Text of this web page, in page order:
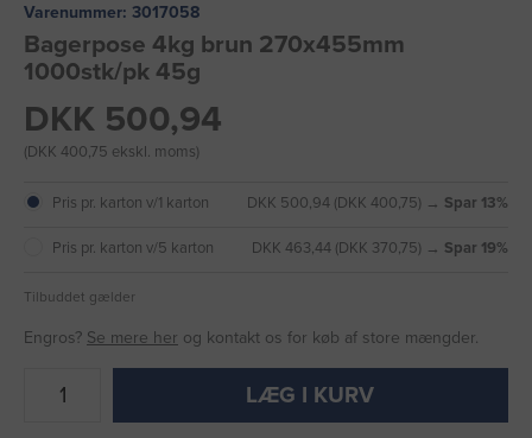
Varenummer: 3017058
Bagerpose 4kg brun 270x455mm
1000stk/pk 45g
DKK 500,94
(DKK 400,75 ekskl. moms)
Pris pr. karton v/1 karton DKK 500,94 (DKK 400,75) → Spar 13%
Pris pr. karton v/5 karton DKK 463,44 (DKK 370,75) → Spar 19%
Tilbuddet gælder
Engros? Se mere her og kontakt os for køb af store mængder.
LÆG I KURV